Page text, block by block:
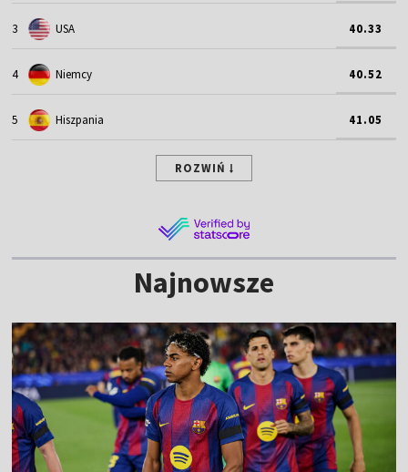
3 USA 40.33
4 Niemcy 40.52
5 Hiszpania 41.05
ROZWIŃ
Najnowsze